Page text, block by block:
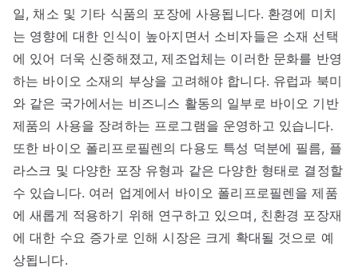
일, 채소 및 기타 식품의 포장에 사용됩니다. 환경에 미치
는 영향에 대한 인식이 높아지면서 소비자들은 소재 선택
에 있어 더욱 신중해졌고, 제조업체는 이러한 문화를 반영
하는 바이오 소재의 부상을 고려해야 합니다. 유럽과 북미
와 같은 국가에서는 비즈니스 활동의 일부로 바이오 기반
제품의 사용을 장려하는 프로그램을 운영하고 있습니다.
또한 바이오 폴리프로필렌의 다용도 특성 덕분에 필름, 플
라스크 및 다양한 포장 유형과 같은 다양한 형태로 결정할
수 있습니다. 여러 업계에서 바이오 폴리프로필렌을 제품
에 새롭게 적용하기 위해 연구하고 있으며, 친환경 포장재
에 대한 수요 증가로 인해 시장은 크게 확대될 것으로 예
상됩니다.